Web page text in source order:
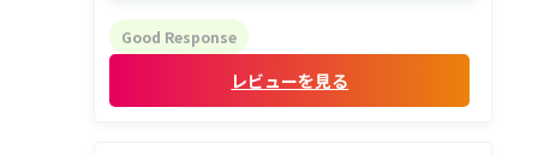
Good Response
レビューを見る